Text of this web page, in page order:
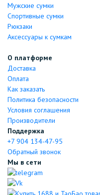
Мужские сумки
Спортивные сумки
Рюкзаки
Аксессуары к сумкам
О платформе
Доставка
Оплата
Как заказать
Политика безопасности
Условия соглашения
Производители
Поддержка
+7 904 134-47-95
Обратный звонок
Мы в сети